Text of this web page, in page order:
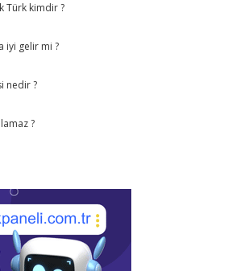
Türk kimdir ?
iyi gelir mi ?
nedir ?
?